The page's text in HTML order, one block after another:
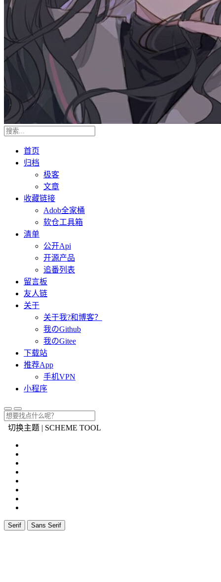
首页
归档
极客
文章
收藏链接
Adob全家桶
软仓工具箱
清单
公开Api
开源产品
追番列表
留言板
友人链
关于
关于我?和博客？
我のGithub
我のGitee
下载站
推荐App
手机VPN
小程序
切换主题 | SCHEME TOOL
Serif Sans Serif